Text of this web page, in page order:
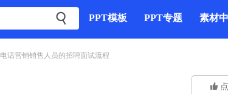
 PPT模板 PPT专题 素材
电话营销销售人员的招聘面试流程
